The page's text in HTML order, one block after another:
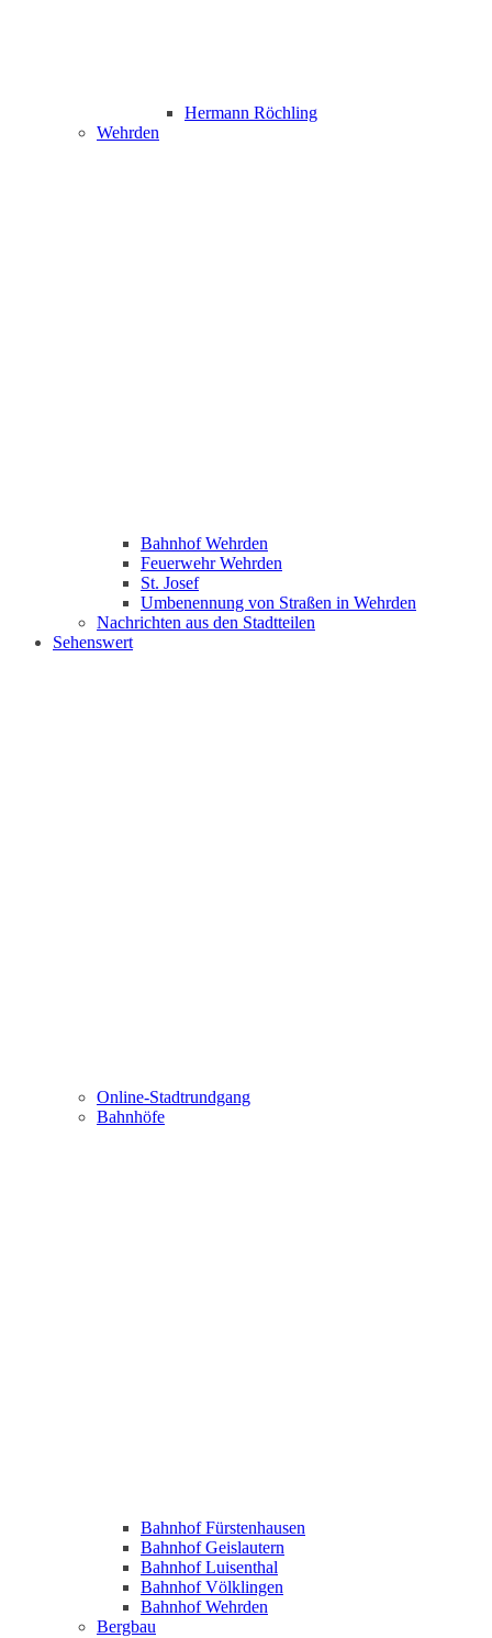
Hermann Röchling
Wehrden
Bahnhof Wehrden
Feuerwehr Wehrden
St. Josef
Umbenennung von Straßen in Wehrden
Nachrichten aus den Stadtteilen
Sehenswert
Online-Stadtrundgang
Bahnhöfe
Bahnhof Fürstenhausen
Bahnhof Geislautern
Bahnhof Luisenthal
Bahnhof Völklingen
Bahnhof Wehrden
Bergbau